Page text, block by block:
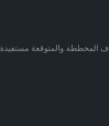
المخططة والمتوقعة مستفيدة